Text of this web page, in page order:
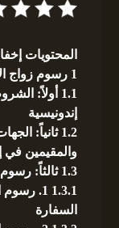
المحتويات
1 رسوم زواج
1.1 أولاً:
إندونيسية
1.2 ثانياً:
والمقيمين في
1.3 ثالثاً:
1.3.1
1. رسوم
السفارة